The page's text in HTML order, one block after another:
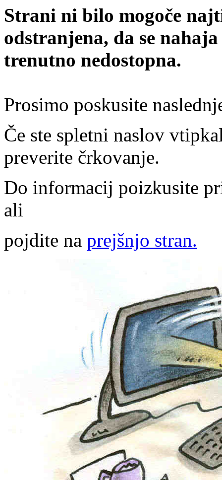
Strani ni bilo mogoče
odstranjena, da se
trenutno nedostopna.
Prosimo poskusite
Če ste spletni naslov
preverite črkovanje.
Do informacij poizkusite
ali
pojdite na prejšnjo stran.